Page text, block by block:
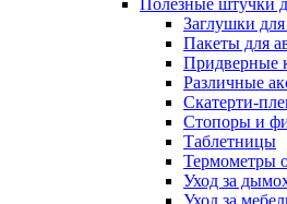
Полезные штучки
Заглушки для
Пакеты для
Придверные
Различные
Скатерти-
Стопоры и
Таблетницы
Термометры
Уход за
Уход за